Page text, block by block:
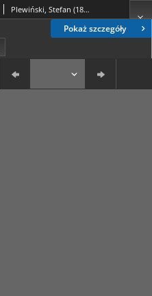
Pokaż szczegóły
Plewiński, Stefan (1866-19..).